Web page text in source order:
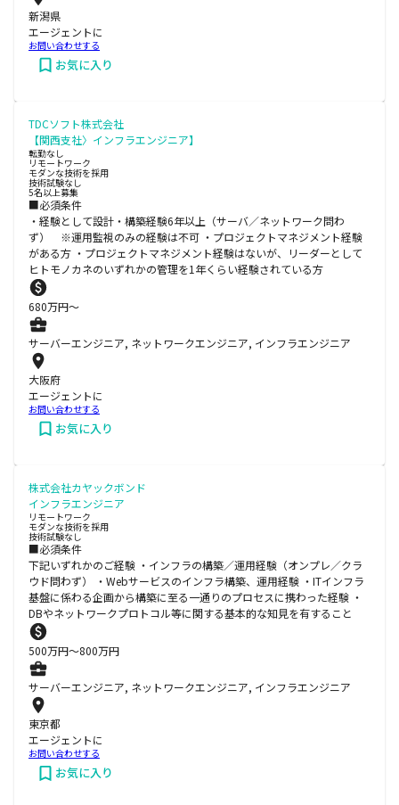
新潟県
エージェントに
お問い合わせする
お気に入り
TDCソフト株式会社
【関西支社〉インフラエンジニア】
転勤なし
リモートワーク
モダンな技術を採用
技術試験なし
5名以上募集
■必須条件
・経験として設計・構築経験6年以上（サーバ／ネットワーク問わ
ず） ※運用監視のみの経験は不可 ・プロジェクトマネジメント経験
がある方 ・プロジェクトマネジメント経験はないが、リーダーとして
ヒトモノカネのいずれかの管理を1年くらい経験されている方
680万円〜
サーバーエンジニア, ネットワークエンジニア, インフラエンジニア
大阪府
エージェントに
お問い合わせする
お気に入り
株式会社カヤックボンド
インフラエンジニア
リモートワーク
モダンな技術を採用
技術試験なし
■必須条件
下記いずれかのご経験 ・インフラの構築／運用経験（オンプレ／クラ
ウド問わず） ・Webサービスのインフラ構築、運用経験 ・ITインフラ
基盤に係わる企画から構築に至る一通りのプロセスに携わった経験 ・
DBやネットワークプロトコル等に関する基本的な知見を有すること
500万円〜800万円
サーバーエンジニア, ネットワークエンジニア, インフラエンジニア
東京都
エージェントに
お問い合わせする
お気に入り